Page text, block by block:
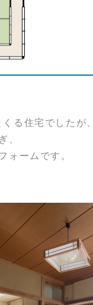
る住宅でしたが、
、
ォームです。